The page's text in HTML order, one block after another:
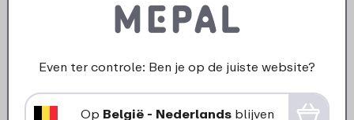
Even ter controle: Ben je op de juiste website?
Op België - Nederlandsblijven